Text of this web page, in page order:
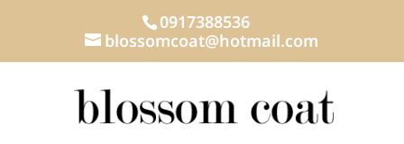
0917388536
blossomcoat@hotmail.com